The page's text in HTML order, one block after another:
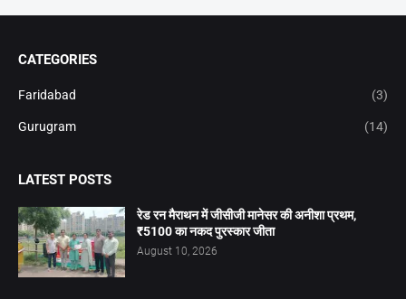
CATEGORIES
Faridabad (3)
Gurugram (14)
LATEST POSTS
रेड रन मैराथन में जीसीजी मानेसर की अनीशा प्रथम,
₹5100 का नकद पुरस्कार जीता
August 10, 2026